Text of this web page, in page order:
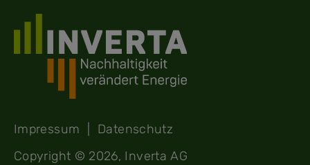
Impressum
Datenschutz
Copyright © 2026, Inverta AG